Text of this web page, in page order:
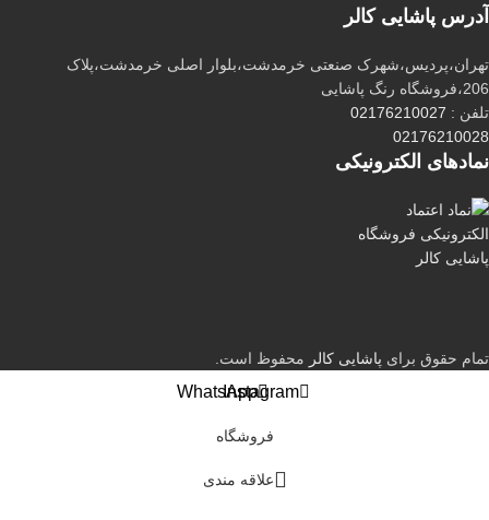
آدرس پاشایی کالر
تهران،پردیس،شهرک صنعتی خرمدشت،بلوار اصلی خرمدشت،پلاک
206،فروشگاه رنگ پاشایی
تلفن : 02176210027
02176210028
نماد‌های الکترونیکی
تمام حقوق برای پاشایی کالر محفوظ است.
Instagram
WhatsApp
فروشگاه
علاقه مندی